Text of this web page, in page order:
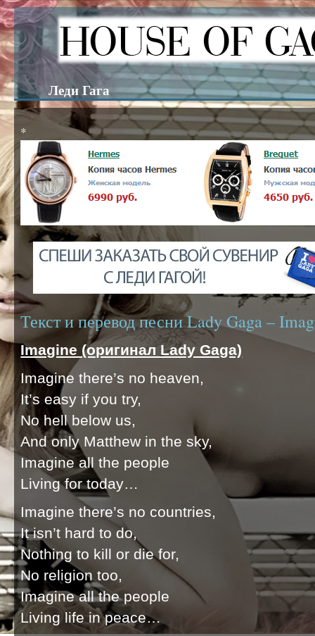
Леди Гага
*
Текст и перевод песни Lady Gaga –
Imagine (оригинал Lady Gaga)
Imagine there’s no heaven,
It’s easy if you try,
No hell below us,
And only Matthew in the sky,
Imagine all the people
Living for today…
Imagine there’s no countries,
It isn’t hard to do,
Nothing to kill or die for,
No religion too,
Imagine all the people
Living life in peace…